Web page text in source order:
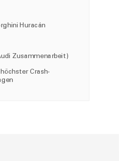
Huracán
Zusammenarbeit)
Crash-